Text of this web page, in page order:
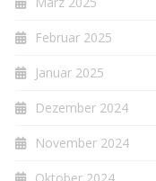
Februar 2025
Januar 2025
Dezember 2024
November 2024